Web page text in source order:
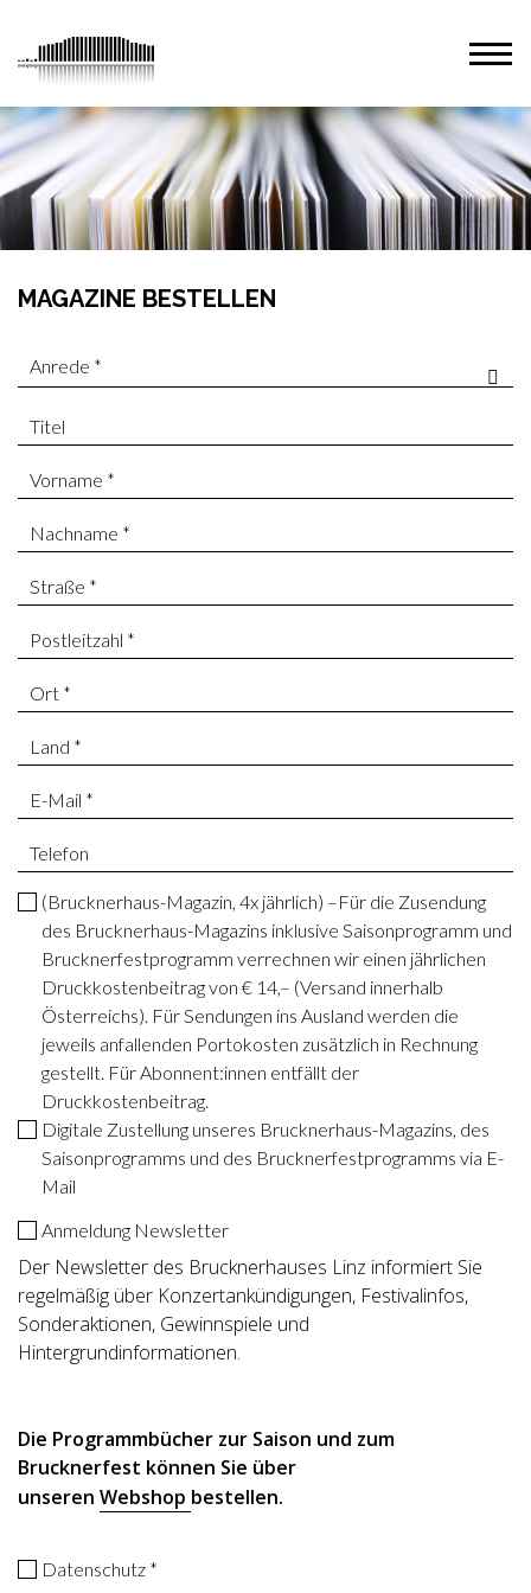
MAGAZINE BESTELLEN
Anrede *
(Brucknerhaus-Magazin, 4x jährlich) –Für die Zusendung
des Brucknerhaus-Magazins inklusive Saisonprogramm und
Brucknerfestprogramm verrechnen wir einen jährlichen
Druckkostenbeitrag von € 14,– (Versand innerhalb
Österreichs). Für Sendungen ins Ausland werden die
jeweils anfallenden Portokosten zusätzlich in Rechnung
gestellt. Für Abonnent:innen entfällt der
Druckkostenbeitrag.
Digitale Zustellung unseres Brucknerhaus-Magazins, des
Saisonprogramms und des Brucknerfestprogramms via E-
Mail
Anmeldung Newsletter
Der Newsletter des Brucknerhauses Linz informiert Sie
regelmäßig über Konzertankündigungen, Festivalinfos,
Sonderaktionen, Gewinnspiele und
Hintergrundinformationen.
Die Programmbücher zur Saison und zum
Brucknerfest können Sie über
unseren Webshop bestellen.
Datenschutz *